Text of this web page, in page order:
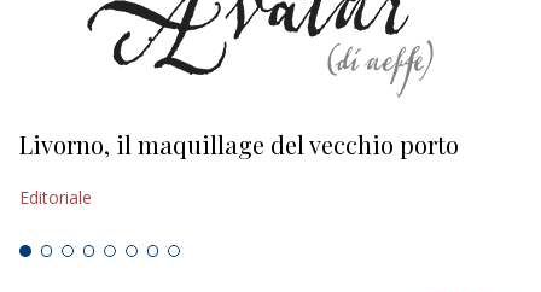
Livorno, il maquillage del vecchio porto
Editoriale